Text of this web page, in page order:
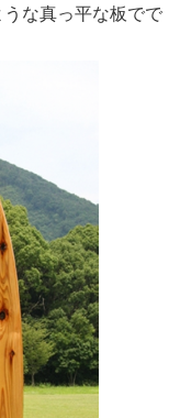
な真っ平な板でで